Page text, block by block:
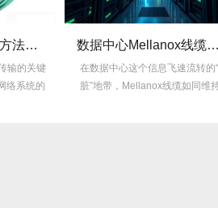
Mellanox线缆清洁方法：正确操作不损坏！
输的关键
络系统的
数据中心Mellanox线缆冗余设计方案
在数据中心这个信息飞速流转的
脏”地带，Mellanox线缆如同维持